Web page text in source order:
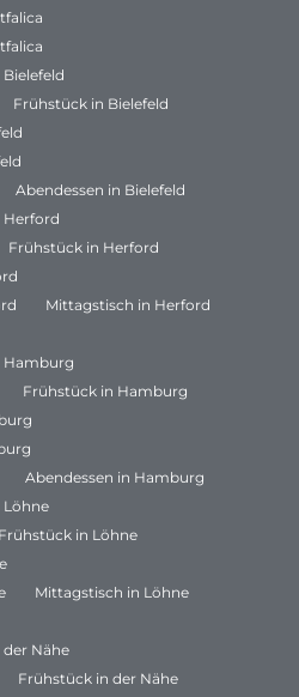
Frühstück in Bielefeld
Abendessen in Bielefeld
Herford
Frühstück in Herford
Mittagstisch in Herford
Hamburg
Frühstück in Hamburg
Abendessen in Hamburg
Löhne
Frühstück in Löhne
Mittagstisch in Löhne
der Nähe
Frühstück in der Nähe